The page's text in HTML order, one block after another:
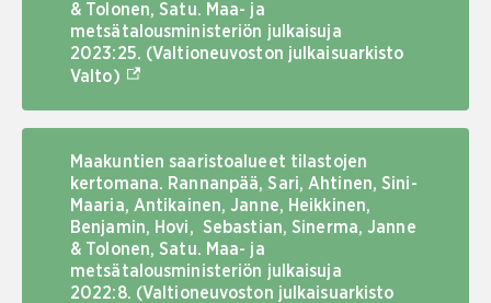
& Tolonen, Satu. Maa- ja
metsätalousministeriön julkaisuja
2023:25. (Valtioneuvoston julkaisuarkisto
Valto) (Ulkoinen linkki)
Maakuntien saaristoalueet tilastojen
kertomana. Rannanpää, Sari, Ahtinen, Sini-
Maaria, Antikainen, Janne, Heikkinen,
Benjamin, Hovi, Sebastian, Sinerma, Janne
& Tolonen, Satu. Maa- ja
metsätalousministeriön julkaisuja
2022:8. (Valtioneuvoston julkaisuarkisto